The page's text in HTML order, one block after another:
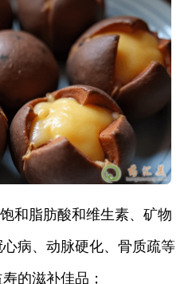
和脂肪酸和维生素、矿物
心病、动脉硬化、骨质疏等
的滋补佳品；